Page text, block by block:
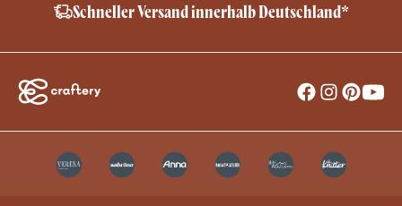
Schneller Versand innerhalb Deutschland*